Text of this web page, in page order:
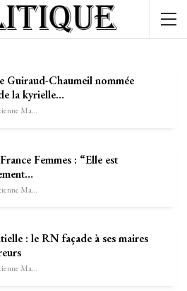
Guiraud-Chaumeil nommée
la kyrielle…
Sébastien-Étienne Marechal
Femmes : “Elle est
Sébastien-Étienne Marechal
: le RN façade à ses maires
Sébastien-Étienne Marechal